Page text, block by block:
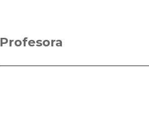
Profesora